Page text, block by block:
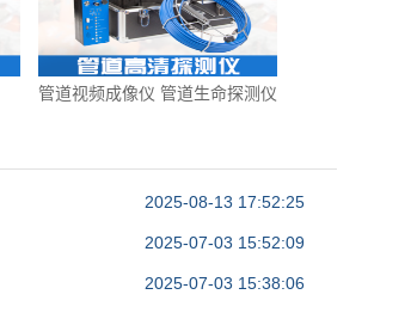
管道视频成像仪 管道生命探测仪
2025-08-13 17:52:25
2025-07-03 15:52:09
2025-07-03 15:38:06